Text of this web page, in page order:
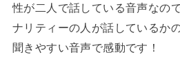
性が二人で話している音声なの
ナリティーの人が話しているか
聞きやすい音声で感動です！